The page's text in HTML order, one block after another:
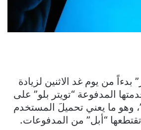
بدءاً من يوم غد الاثنين لزيادة
المدفوعة “تويتر بلو” على
وهو ما يعني تحميلَ المستخدم
“أبل” من المدفوعات.